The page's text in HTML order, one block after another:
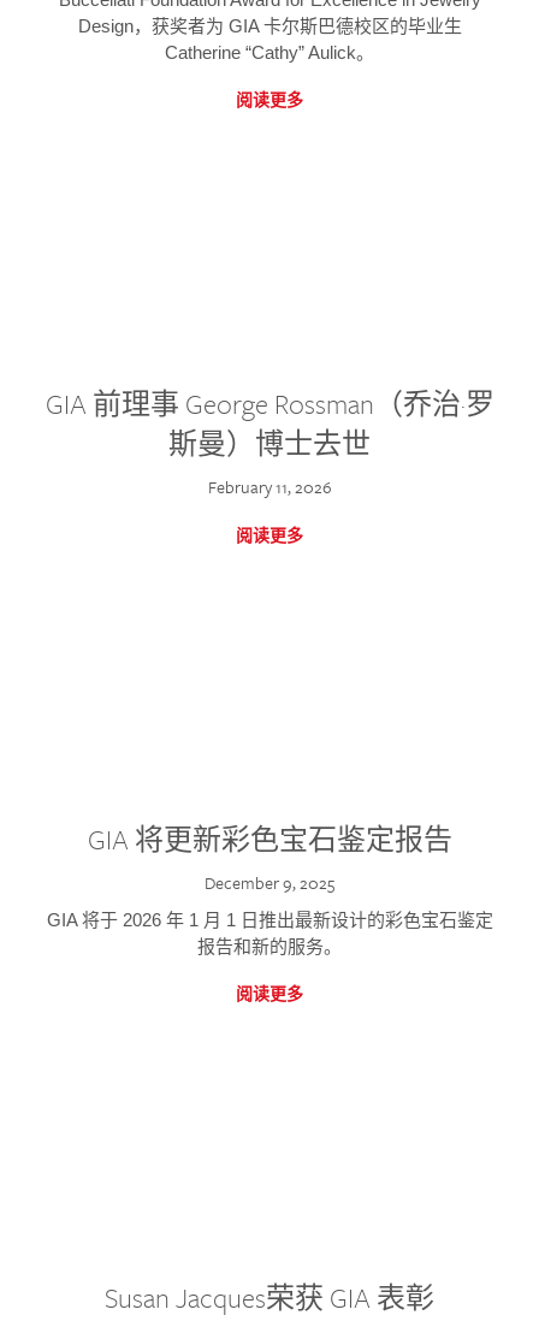
Design，获奖者为 GIA 卡尔斯巴德校区的毕业生
Catherine “Cathy” Aulick。
阅读更多
GIA 前理事 George Rossman（乔治·罗
斯曼）博士去世
February 11, 2026
阅读更多
GIA 将更新彩色宝石鉴定报告
December 9, 2025
GIA 将于 2026 年 1 月 1 日推出最新设计的彩色宝石鉴定
报告和新的服务。
阅读更多
Susan Jacques荣获 GIA 表彰